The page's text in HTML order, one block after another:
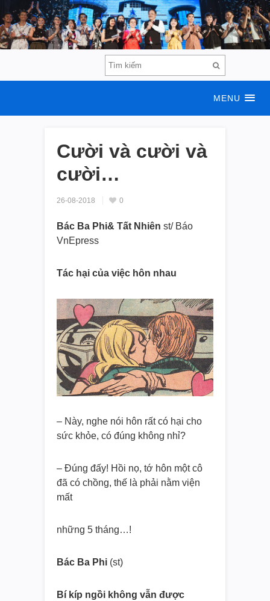
MENU
Cười và cười và
cười…
26-08-2018 0
Bác Ba Phi& Tất Nhiên st/ Báo
VnEpress
Tác hại của việc hôn nhau
– Này, nghe nói hôn rất có hại cho
sức khỏe, có đúng không nhỉ?
– Đúng đấy! Hồi nọ, tớ hôn một cô
đã có chồng, thế là phải nằm viện
mất
những 5 tháng…!
Bác Ba Phi (st)
Bí kíp ngồi không vẫn được